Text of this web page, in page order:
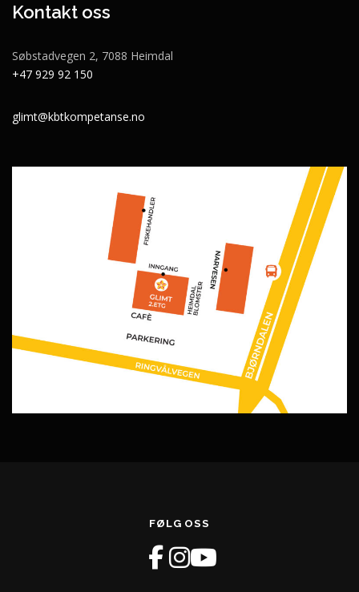
Kontakt oss
Søbstadvegen 2, 7088 Heimdal
+47 929 92 150
glimt@kbtkompetanse.no
FØLG OSS